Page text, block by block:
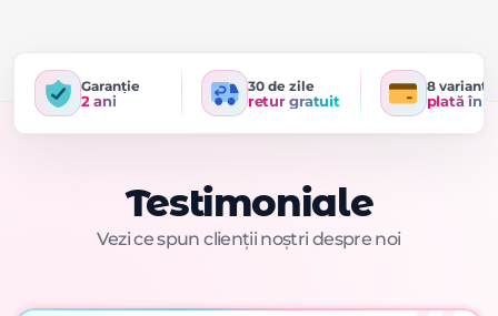
Garanție
2 ani
30 de zile
retur gratuit
8 variante
plată în
Testimoniale
Vezi ce spun clienții noștri despre noi